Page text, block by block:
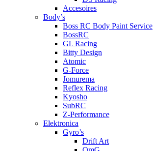
Accesoires
Body’s
Boss RC Body Paint Service
BossRC
GL Racing
Bitty Design
Atomic
G-Force
Jomurema
Reflex Racing
Kyosho
SubRC
Z-Performance
Elektronica
Gyro’s
Drift Art